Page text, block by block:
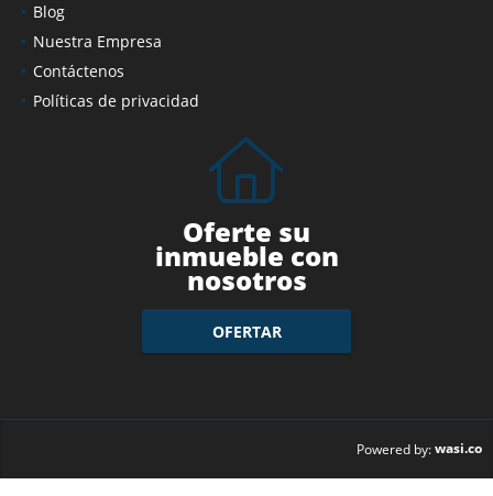
Blog
Nuestra Empresa
Contáctenos
Políticas de privacidad
Oferte su
inmueble con
nosotros
OFERTAR
Powered by:wasi.co